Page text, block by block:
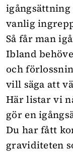
igångsättning
vanlig
Så får man
Ibland
och
vill säga att
Här listar vi
gör en
Du har fått
graviditeten